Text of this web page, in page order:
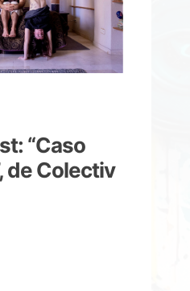
“Caso
de Colectiv